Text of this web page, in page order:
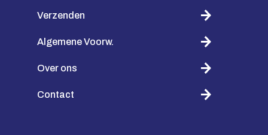
Verzenden
Algemene Voorw.
Over ons
Contact